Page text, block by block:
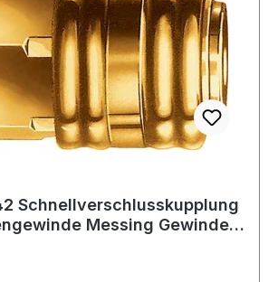
Schnellverschlusskupplung
Messing Gewinde